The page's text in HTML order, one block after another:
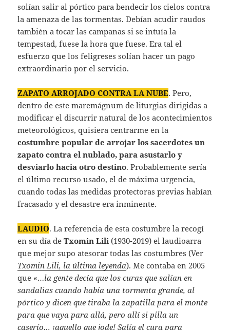
solían salir al pórtico para bendecir los cielos contra
la amenaza de las tormentas. Debían acudir raudos
también a tocar las campanas si se intuía la
tempestad, fuese la hora que fuese. Era tal el
esfuerzo que los feligreses solían hacer un pago
extraordinario por el servicio.
ZAPATO ARROJADO CONTRA LA NUBE. Pero,
dentro de este maremágnum de liturgias dirigidas a
modificar el discurrir natural de los acontecimientos
meteorológicos, quisiera centrarme en la
costumbre popular de arrojar los sacerdotes un
zapato contra el nublado, para asustarlo y
desviarlo hacia otro destino. Probablemente sería
el último recurso usado, el de máxima urgencia,
cuando todas las medidas protectoras previas habían
fracasado y el desastre era inminente.
LAUDIO. La referencia de esta costumbre la recogí
en su día deTxomin Lili (1930-2019) el laudioarra
que mejor supo atesorar todas las costumbres (Ver
Txomin Lili, la última leyenda). Me contaba en 2005
que «…la gente decía que los curas que salían en
sandalias cuando había una tormenta grande, al
pórtico y dicen que tiraba la zapatilla para el monte
para que vaya para allá, pero allí si pilla un
caserío… ¡aquello que jode! Salía el cura para